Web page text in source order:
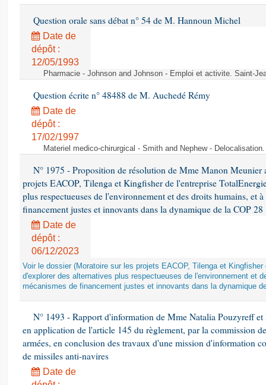
Question orale sans débat n° 54 de M. Hannoun Michel
Date de
dépôt :
12/05/1993
Pharmacie - Johnson and Johnson - Emploi et activite. Saint-
Question écrite n° 48488 de M. Auchedé Rémy
Date de
dépôt :
17/02/1997
Materiel medico-chirurgical - Smith and Nephew -
N° 1975 - Proposition de résolution de Mme Manon Meunier
projets EACOP, Tilenga et Kingfisher de l'entreprise
plus respectueuses de l'environnement et des droits humains, et
financement justes et innovants dans la dynamique de la COP 28
Date de
dépôt :
06/12/2023
Voir le dossier (Moratoire sur les projets EACOP, Tilenga et
d'explorer des alternatives plus respectueuses de l'environnement et
mécanismes de financement justes et innovants dans la dynamique
N° 1493 - Rapport d'information de Mme Natalia Pouzyreff
en application de l'article 145 du règlement, par la commission
armées, en conclusion des travaux d'une mission d'information
de missiles anti-navires
Date de